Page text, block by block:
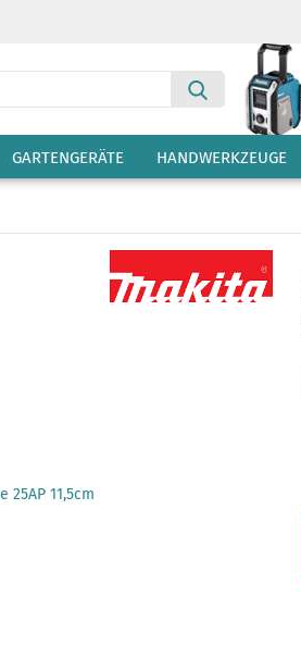
Suche...
GARTENGERÄTE HANDWERKZEUGE